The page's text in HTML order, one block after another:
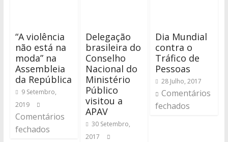
“A violência
não está na
moda” na
Assembleia
da República
9 Setembro,
2019
Comentários
fechados
Delegação
brasileira do
Conselho
Nacional do
Ministério
Público
visitou a
APAV
30 Setembro,
2017
Dia Mundial
contra o
Tráfico de
Pessoas
28 Julho, 2017
Comentários
fechados